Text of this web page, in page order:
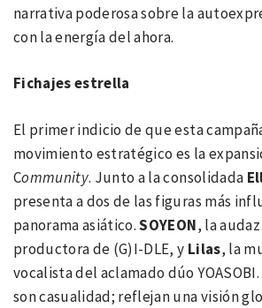
narrativa poderosa sobre la
con la energía del ahora.
Fichajes estrella
El primer indicio de que esta
movimiento estratégico es la
Community. Junto a la consolidada
presenta a dos de las figuras más
panorama asiático.SOYEON, la
productora de (G)I-DLE, y Lilas, la
vocalista del aclamado dúo
son casualidad; reflejan una visión